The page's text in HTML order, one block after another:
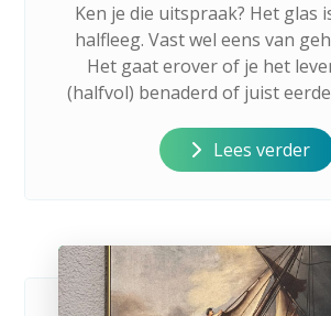
Ken je die uitspraak? Het glas
halfleeg. Vast wel eens van
Het gaat erover of je het
(halfvol) benaderd of juist
Lees verder